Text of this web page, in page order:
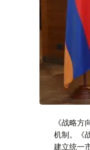
《战略
机制。《
建立统一